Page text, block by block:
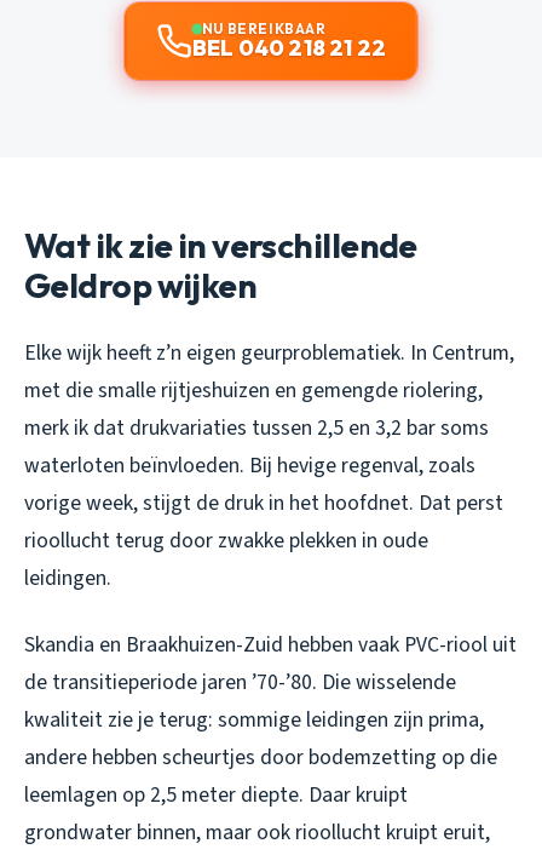
NU BEREIKBAAR
BEL 040 218 21 22
Wat ik zie in verschillende
Geldrop wijken
Elke wijk heeft z’n eigen geurproblematiek. In Centrum,
met die smalle rijtjeshuizen en gemengde riolering,
merk ik dat drukvariaties tussen 2,5 en 3,2 bar soms
waterloten beïnvloeden. Bij hevige regenval, zoals
vorige week, stijgt de druk in het hoofdnet. Dat perst
rioollucht terug door zwakke plekken in oude
leidingen.
Skandia en Braakhuizen-Zuid hebben vaak PVC-riool uit
de transitieperiode jaren ’70-’80. Die wisselende
kwaliteit zie je terug: sommige leidingen zijn prima,
andere hebben scheurtjes door bodemzetting op die
leemlagen op 2,5 meter diepte. Daar kruipt
grondwater binnen, maar ook rioollucht kruipt eruit,